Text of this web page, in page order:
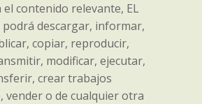
contenido relevante, EL
podrá descargar, informar,
copiar, reproducir,
modificar, ejecutar,
crear trabajos
vender o de cualquier otra